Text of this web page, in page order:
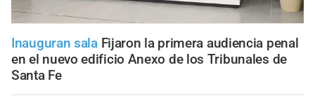
Inauguran sala Fijaron la primera audiencia penal
en el nuevo edificio Anexo de los Tribunales de
Santa Fe